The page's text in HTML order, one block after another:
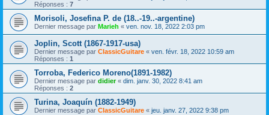
Réponses : 7
Morisoli, Josefina P. de (18..-19..-argentine)
Dernier message par Marieh « ven. nov. 18, 2022 2:03 pm
Joplin, Scott (1867-1917-usa)
Dernier message par ClassicGuitare « ven. févr. 18, 2022 10:59 am
Réponses : 1
Torroba, Federico Moreno(1891-1982)
Dernier message par didier« dim. janv. 30, 2022 8:41 am
Réponses : 2
Turina, Joaquín (1882-1949)
Dernier message par ClassicGuitare « jeu. janv. 27, 2022 9:38 pm